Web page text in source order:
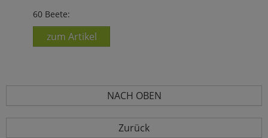
60 Beete:
zum Artikel
NACH OBEN
Zurück